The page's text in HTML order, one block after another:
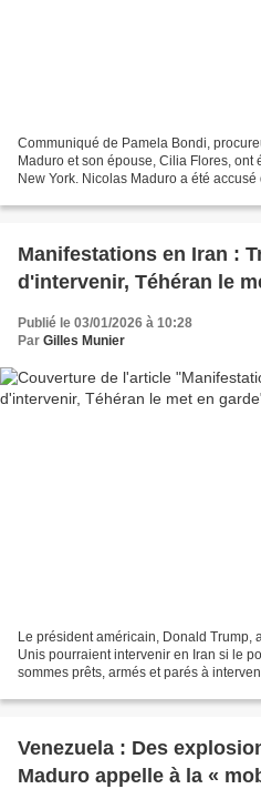
Communiqué de Pamela Bondi,
Maduro et son épouse, Cilia Flores, ont
New York. Nicolas Maduro a été accusé
Manifestations en Iran :
d'intervenir, Téhéran le
Publié le 03/01/2026 à 10:28
Par Gilles Munier
Le président américain, Donald Trump,
Unis pourraient intervenir en Iran si le
sommes prêts, armés et parés à
Venezuela : Des
Maduro appelle à la «